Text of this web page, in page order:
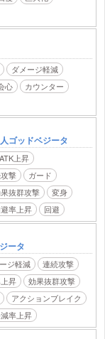
ダメージ軽減
心
カウンター
ゴッドベジータ
上昇
撃
ガード
抜群攻撃
変身
率上昇 回避
ータ
ジ軽減
連続攻撃
昇
効果抜群攻撃
アクションブレイク
率上昇